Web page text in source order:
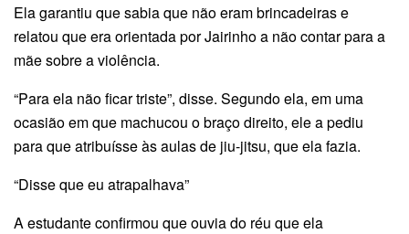
Ela garantiu que sabia que não eram brincadeiras e
relatou que era orientada por Jairinho a não contar para a
mãe sobre a violência.
“Para ela não ficar triste”, disse. Segundo ela, em uma
ocasião em que machucou o braço direito, ele a pediu
para que atribuísse às aulas de jiu-jitsu, que ela fazia.
“Disse que eu atrapalhava”
A estudante confirmou que ouvia do réu que ela